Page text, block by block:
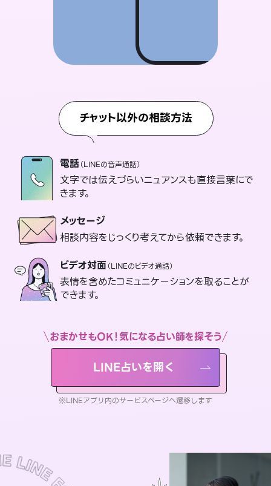
チャット以外の相談方法
電話（LINEの音声通話）
文字では伝えづらいニュアンスも直接言葉にで
きます。
メッセージ
相談内容をじっくり考えてから依頼できます。
ビデオ対面（LINEのビデオ通話）
表情を含めたコミュニケーションを取ることが
できます。
おまかせもOK！気になる占い師を探そう
LINE占いを開く
※LINEアプリ内のサービスページへ遷移します